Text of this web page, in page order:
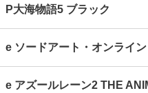
P大海物語5 ブラック
e ソードアート・オンライ
e アズールレーン2 THE